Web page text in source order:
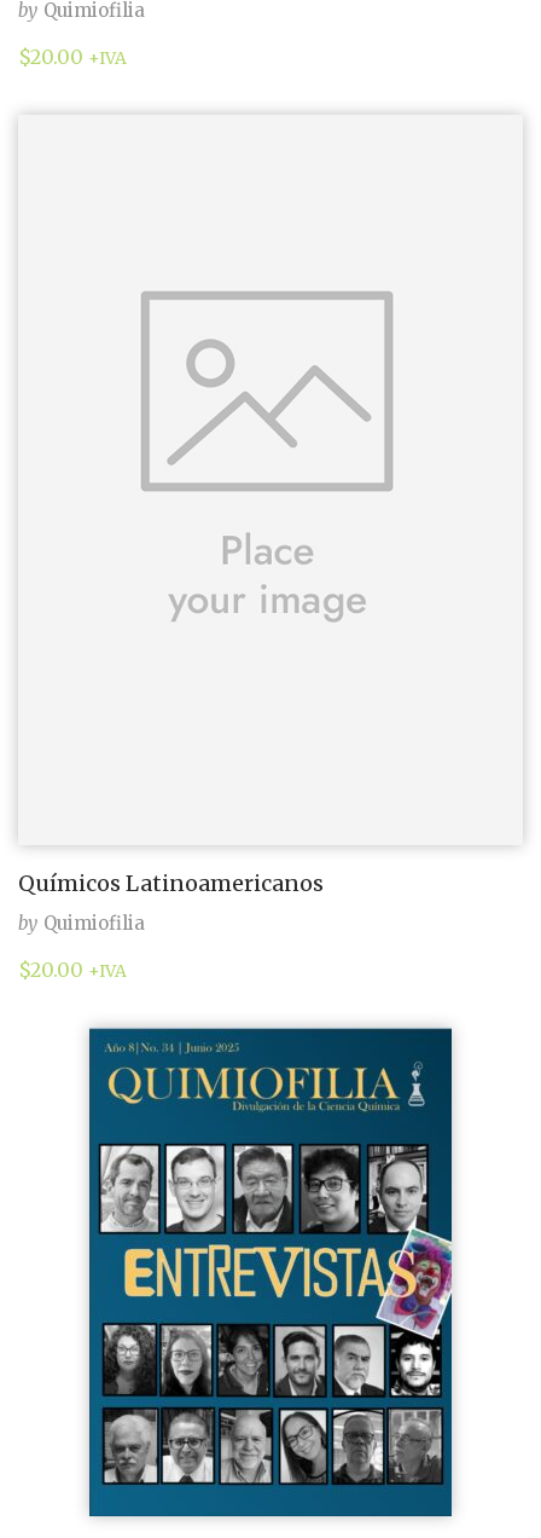
by Quimiofilia
$20.00 +IVA
Químicos Latinoamericanos
by Quimiofilia
$20.00 +IVA